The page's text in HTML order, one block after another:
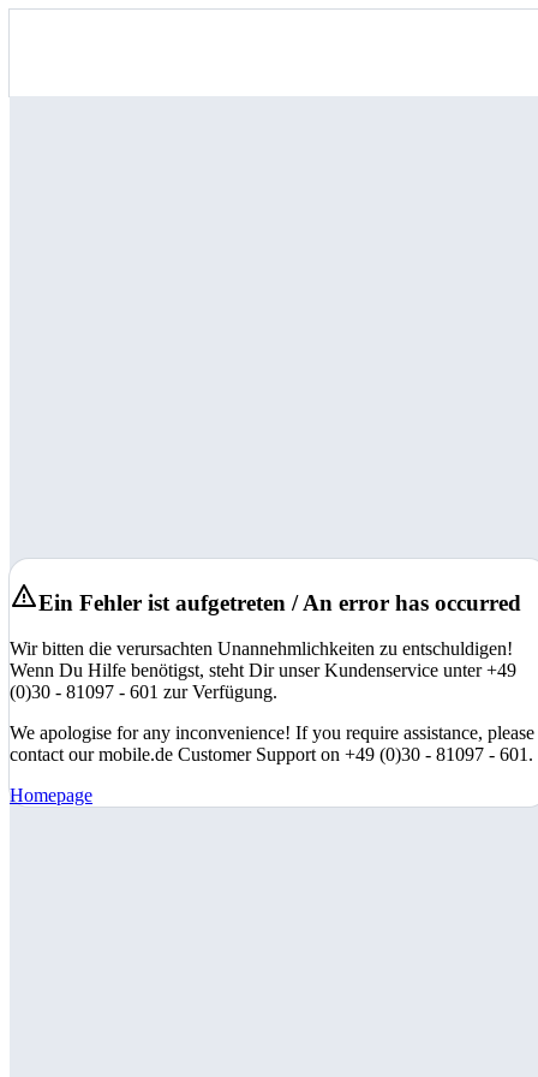
Ein Fehler ist aufgetreten / An error has occurred
Wir bitten die verursachten Unannehmlichkeiten zu entschuldigen!
Wenn Du Hilfe benötigst, steht Dir unser Kundenservice unter +49
(0)30 - 81097 - 601 zur Verfügung.
We apologise for any inconvenience! If you require assistance, please
contact our mobile.de Customer Support on +49 (0)30 - 81097 - 601.
Homepage